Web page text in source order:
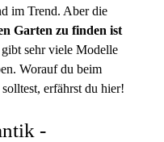
im Trend. Aber die
Garten zu finden ist
gibt sehr viele Modelle
Worauf du beim
erfährst du hier!
-